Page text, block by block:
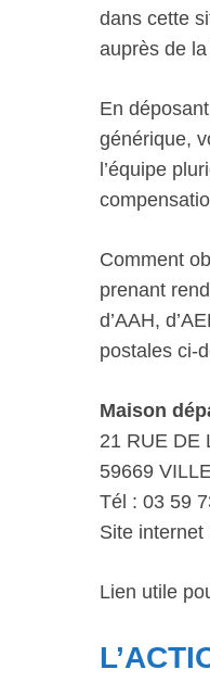
dans cette
auprès de
En
générique,
l’équipe
Comment
prenant
d’AAH,
postales ci-
Maison
21 RUE DE
59669
Tél : 03 59
Site
Lien utile